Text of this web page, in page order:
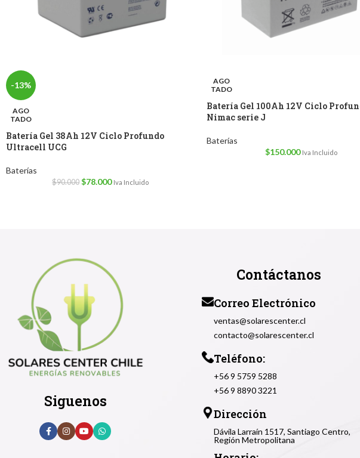
-13%
AGO
TADO
Batería Gel 38Ah 12V Ciclo Profundo
Ultracell UCG
Baterías
$90.000 $78.000 Iva Incluido
AGO
TADO
Batería Gel 100Ah 12V Ciclo
Nimac serie J
Baterías
$150.000 Iva Incluido
Siguenos
Contáctanos
Correo Electrónico
ventas@solarescenter.cl
contacto@solarescenter.cl
Teléfono:
+56 9 5759 5288
+56 9 8890 3221
Dirección
Dávila Larraín 1517, Santiago Centro,
Región Metropolitana